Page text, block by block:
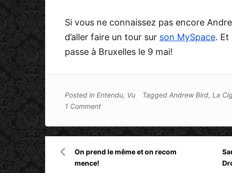
Si vous ne connaissez pas encore
d’aller faire un tour sur son MySpace. Et
passe à Bruxelles le 9 mai!
Posted in Entendu, Vu Tagged Andrew Bird, La
1 Comment
l’article
On prend le même et on recom
mence!